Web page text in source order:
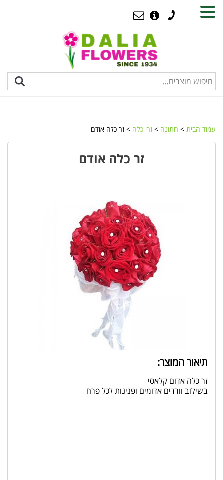
עמוד הבית > חתונה > זרי כלה > זר כלה אודם
זר כלה אודם
תיאור המוצר:
זר כלה אדום קלאסי
בשילוב וורדים אדומים ופנינות לכל פרח